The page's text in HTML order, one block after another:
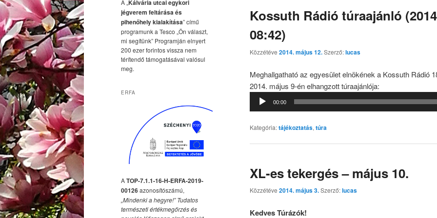
Kossuth Rádió túraajánló
08:42)
Közzétéve 2014. május 12.Szerző:lucas
Meghallgatható az egyesület elnökének a Kossuth Rádió
2014. május 9-én elhangzott túraajánlója:
Audió
lejátszó
00:00
Kategória:tájékoztatás, túra
XL-es tekergés – május 10.
Közzétéve 2014. május 3.Szerző:lucas
Kedves Túrázók!
A „Kálvária utcai egykori
jégverem feltárása és
pihenőhely kialakítása” című
programunk a Tesco „Ön választ,
mi segítünk” Programján elnyert
200 ezer forintos vissza nem
térítendő támogatásával valósul
meg.
ERFA
ATOP-7.1.1-16-H-ERFA-2019-
00126azonosítószámú,
„Mindenki a hegyre!” Tudatos
természeti értékmegőrzés és